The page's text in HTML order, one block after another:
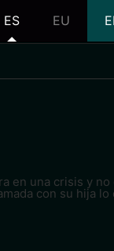
ES EU
en una crisis y no
con su hija lo